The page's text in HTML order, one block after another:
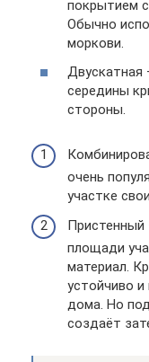
покрытием
Обычно
моркови.
Двускатная
середины
стороны.
очень
участке
Пристенный
площади
материал.
устойчиво и
дома. Но
создаёт